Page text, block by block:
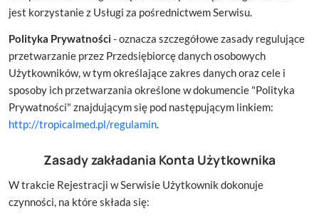
jest korzystanie z Usługi za pośrednictwem Serwisu.
Polityka Prywatności- oznacza szczegółowe zasady regulujące
przetwarzanie przez Przedsiębiorcę danych osobowych
Użytkowników, w tym określające zakres danych oraz cele i
sposoby ich przetwarzania określone w dokumencie "Polityka
Prywatności" znajdującym się pod następującym linkiem:
http://tropicalmed.pl/regulamin.
Zasady zakładania Konta Użytkownika
W trakcie Rejestracji w Serwisie Użytkownik dokonuje
czynności, na które składa się: